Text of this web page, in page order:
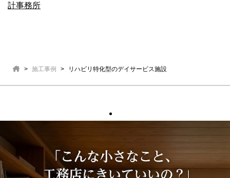
計事務所
施工事例 リハビリ特化型のデイサービス施設